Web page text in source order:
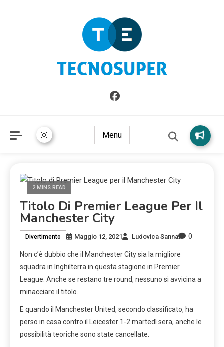
TecnoSuper.net
Informazioni sull'Italia. Seleziona gli argomenti di cui vuoi
saperne di più
Menu
2 MINS READ
Titolo Di Premier League Per Il
Manchester City
Divertimento Maggio 12, 2021 Ludovica Sanna 0
Non c’è dubbio che il Manchester City sia la migliore
squadra in Inghilterra in questa stagione in Premier
League. Anche se restano tre round, nessuno si avvicina a
minacciare il titolo.
E quando il Manchester United, secondo classificato, ha
perso in casa contro il Leicester 1-2 martedì sera, anche le
possibilità teoriche sono state cancellate.